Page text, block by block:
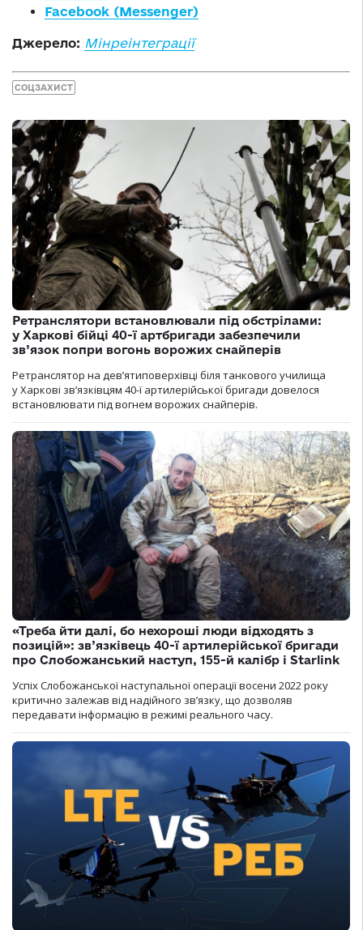
Facebook (Messenger)
Джерело: Мінреінтеграції
СОЦЗАХИСТ
Ретранслятори встановлювали під обстрілами:
у Харкові бійці 40-ї артбригади забезпечили
зв’язок попри вогонь ворожих снайперів
Ретранслятор на дев’ятиповерхівці біля танкового училища
у Харкові зв’язківцям 40-ї артилерійської бригади довелося
встановлювати під вогнем ворожих снайперів.
«Треба йти далі, бо нехороші люди відходять з
позицій»: зв’язківець 40-ї артилерійської бригади
про Слобожанський наступ, 155-й калібр і Starlink
Успіх Слобожанської наступальної операції восени 2022 року
критично залежав від надійного зв’язку, що дозволяв
передавати інформацію в режимі реального часу.